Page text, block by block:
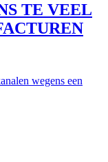
TE VEEL
wegens een